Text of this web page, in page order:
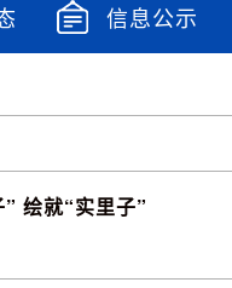
信息公示
绘就“实里子”